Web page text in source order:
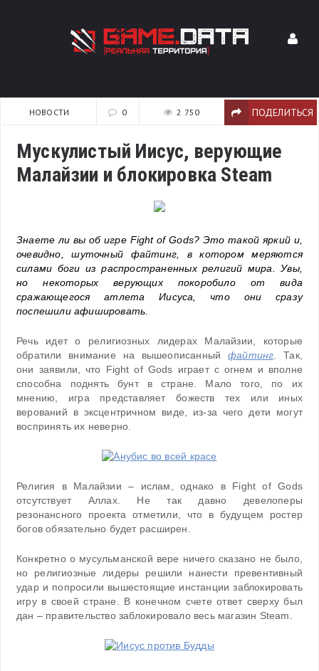
НОВОСТИ 0 2 750 ПОДЕЛИТЬСЯ
Мускулистый Иисус, верующие
Малайзии и блокировка Steam
Знаете ли вы об игре Fight of Gods? Это такой яркий и,
очевидно, шуточный файтинг, в котором меряются
силами боги из распространенных религий мира. Увы,
но некоторых верующих покоробило от вида
сражающегося атлета Иисуса, что они сразу
поспешили афишировать.
Речь идет о религиозных лидерах Малайзии, которые
обратили внимание на вышеописанный файтинг. Так,
они заявили, что Fight of Gods играет с огнем и вполне
способна поднять бунт в стране. Мало того, по их
мнению, игра представляет божеств тех или иных
верований в эксцентричном виде, из-за чего дети могут
воспринять их неверно.
Религия в Малайзии – ислам, однако в Fight of Gods
отсутствует Аллах. Не так давно девелоперы
резонансного проекта отметили, что в будущем ростер
богов обязательно будет расширен.
Конкретно о мусульманской вере ничего сказано не было,
но религиозные лидеры решили нанести превентивный
удар и попросили вышестоящие инстанции заблокировать
игру в своей стране. В конечном счете ответ сверху был
дан – правительство заблокировало весь магазин Steam.